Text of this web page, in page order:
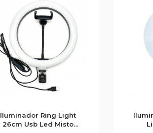
Iluminador Ring Light
26cm Usb Led Misto